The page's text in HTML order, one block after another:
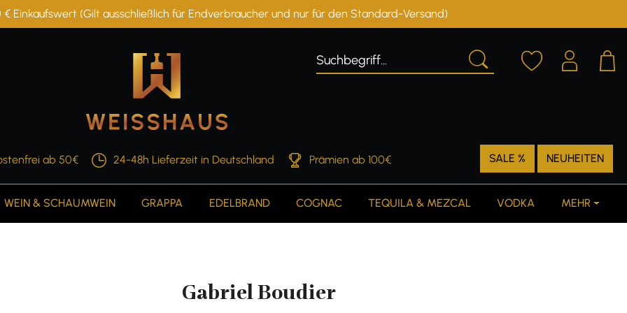
Einkaufswert (Gilt ausschließlich für Endverbraucher und nur für den Standard-Versand)
ab 50€ 24-48h Lieferzeit in Deutschland Prämien ab 100€ SALE % NEUHEITEN
WEIN & SCHAUMWEIN GRAPPA EDELBRAND COGNAC TEQUILA & MEZCAL VODKA MEHR
Gabriel Boudier